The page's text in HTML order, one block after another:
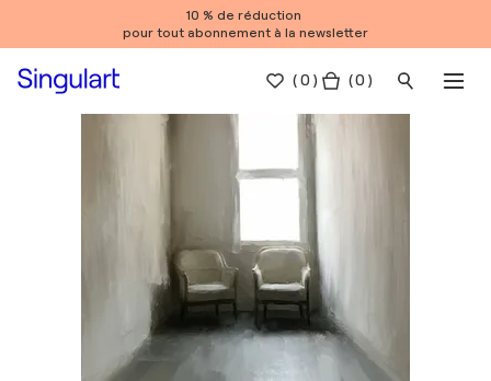
10 % de réduction
pour tout abonnement à la newsletter
(0 ) ( 0 )